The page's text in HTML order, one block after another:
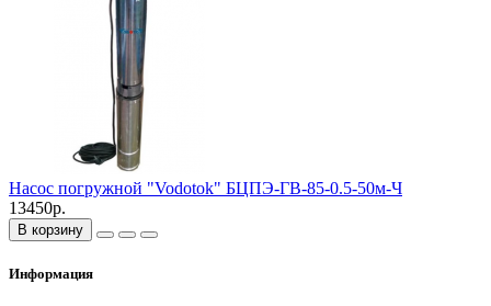
Насос погружной "Vodotok" БЦПЭ-ГВ-85-0.5-50м-Ч
13450р.
В корзину
Информация